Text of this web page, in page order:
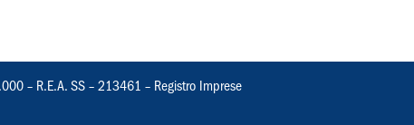
– R.E.A. SS – 213461 – Registro Imprese